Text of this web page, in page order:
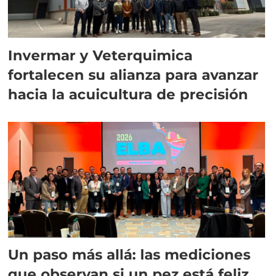
Invermar y Veterquimica
fortalecen su alianza para avanzar
hacia la acuicultura de precisión
Un paso más allá: las mediciones